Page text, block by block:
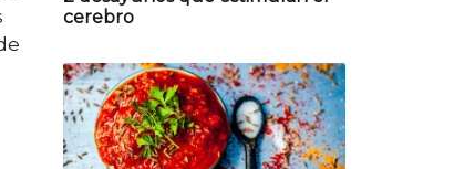
cerebro